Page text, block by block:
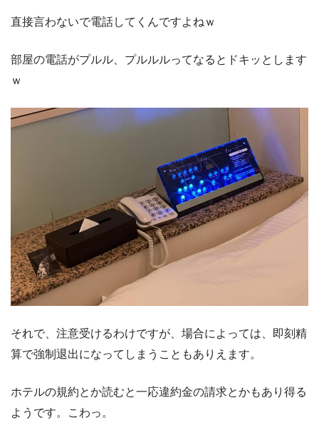
直接言わないで電話してくんですよねｗ
部屋の電話がプルル、プルルルってなるとドキッとします
ｗ
それで、注意受けるわけですが、場合によっては、即刻精
算で強制退出になってしまうこともありえます。
ホテルの規約とか読むと一応違約金の請求とかもあり得る
ようです。こわっ。